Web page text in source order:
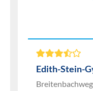
Edith-Stein-